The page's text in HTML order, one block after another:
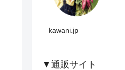
さ
kawani.jp
▼通販サイト